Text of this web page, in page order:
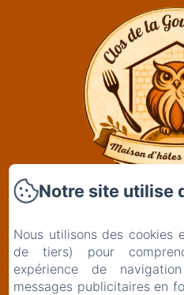
2 Rue de
39230 -
Notre site utilise
Nous utilisons des cookies
de tiers) pour
expérience de
messages publicitaires en